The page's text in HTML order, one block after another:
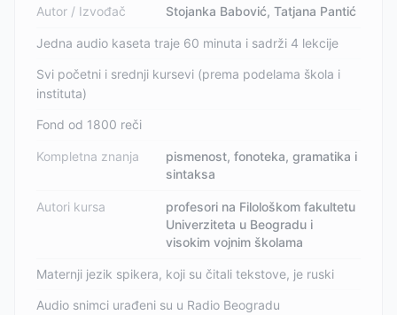
Autor / Izvođač Stojanka Babović, Tatjana Pantić
Jedna audio kaseta traje 60 minuta i sadrži 4 lekcije
Svi početni i srednji kursevi (prema podelama škola i
instituta)
Fond od 1800 reči
Kompletna znanja
pismenost, fonoteka, gramatika i
sintaksa
Autori kursa
profesori na Filološkom fakultetu
Univerziteta u Beogradu i
visokim vojnim školama
Maternji jezik spikera, koji su čitali tekstove, je ruski
Audio snimci urađeni su u Radio Beogradu